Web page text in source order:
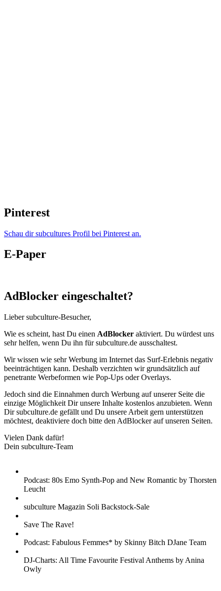
Pinterest
Schau dir subcultures Profil bei Pinterest an.
E-Paper
AdBlocker eingeschaltet?
Lieber subculture-Besucher,
Wie es scheint, hast Du einen AdBlocker aktiviert. Du würdest uns
sehr helfen, wenn Du ihn für subculture.de ausschaltest.
Wir wissen wie sehr Werbung im Internet das Surf-Erlebnis negativ
beeinträchtigen kann. Deshalb verzichten wir grundsätzlich auf
penetrante Werbeformen wie Pop-Ups oder Overlays.
Jedoch sind die Einnahmen durch Werbung auf unserer Seite die
einzige Möglichkeit Dir unsere Inhalte kostenlos anzubieten. Wenn
Dir subculture.de gefällt und Du unsere Arbeit gern unterstützen
möchtest, deaktiviere doch bitte den AdBlocker auf unseren Seiten.
Vielen Dank dafür!
Dein subculture-Team
Podcast: 80s Emo Synth-Pop and New Romantic by Thorsten
Leucht
subculture Magazin Soli Backstock-Sale
Save The Rave!
Podcast: Fabulous Femmes* by Skinny Bitch DJane Team
DJ-Charts: All Time Favourite Festival Anthems by Anina
Owly